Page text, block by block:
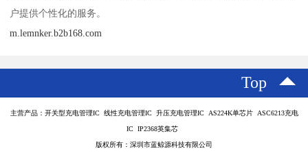
户提供个性化的服务。
m.lemnker.b2b168.com
Top
主营产品：开关型充电管理IC 线性充电管理IC 升压充电管理IC AS224K单芯片 ASC6213充电
IC IP2368英集芯
版权所有：深圳市蓝鲸源科技有限公司